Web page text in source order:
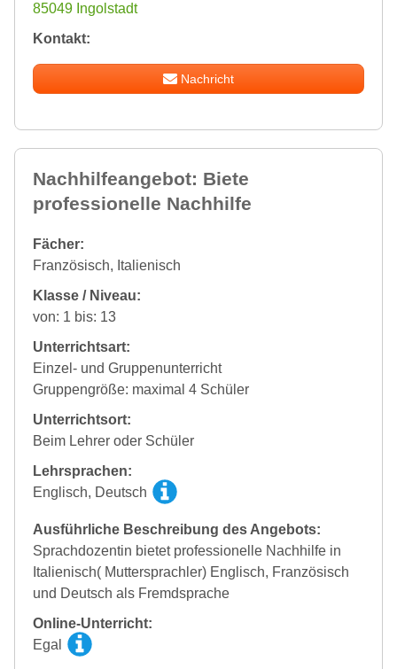
85049 Ingolstadt
Kontakt:
Nachricht
Nachhilfeangebot: Biete
professionelle Nachhilfe
Fächer:
Französisch, Italienisch
Klasse / Niveau:
von: 1 bis: 13
Unterrichtsart:
Einzel- und Gruppenunterricht
Gruppengröße: maximal 4 Schüler
Unterrichtsort:
Beim Lehrer oder Schüler
Lehrsprachen:
Englisch, Deutsch
Ausführliche Beschreibung des Angebots:
Sprachdozentin bietet professionelle Nachhilfe in
Italienisch( Muttersprachler) Englisch, Französisch
und Deutsch als Fremdsprache
Online-Unterricht:
Egal